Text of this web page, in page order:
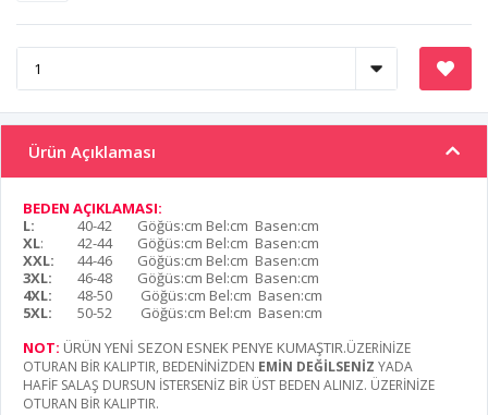
Ürün Açıklaması
BEDEN AÇIKLAMASI:
L:
40-42
Göğüs:cm Bel:cm Basen:cm
XL: 42-44
Göğüs:cm Bel:cm Basen:cm
XXL:
44-46
Göğüs:cm Bel:cm Basen:cm
3XL:
46-48
Göğüs:cm Bel:cm Basen:cm
4XL:
48-50
Göğüs:cm Bel:cm Basen:cm
5XL:
50-52
Göğüs:cm Bel:cm Basen:cm
NOT: ÜRÜN YENİ SEZON ESNEK PENYE KUMAŞTIR.ÜZERİNİZE
OTURAN BİR KALIPTIR, BEDENİNİZDEN EMİN DEĞİLSENİZ YADA
HAFİF SALAŞ DURSUN İSTERSENİZ BİR ÜST BEDEN ALINIZ. ÜZERİNİZE
OTURAN BİR KALIPTIR.